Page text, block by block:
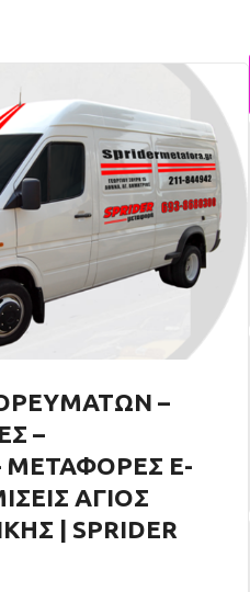
–
–
ΜΕΤΑΦΟΡΕΣ E-
ΑΓΙΟΣ
| SPRIDER